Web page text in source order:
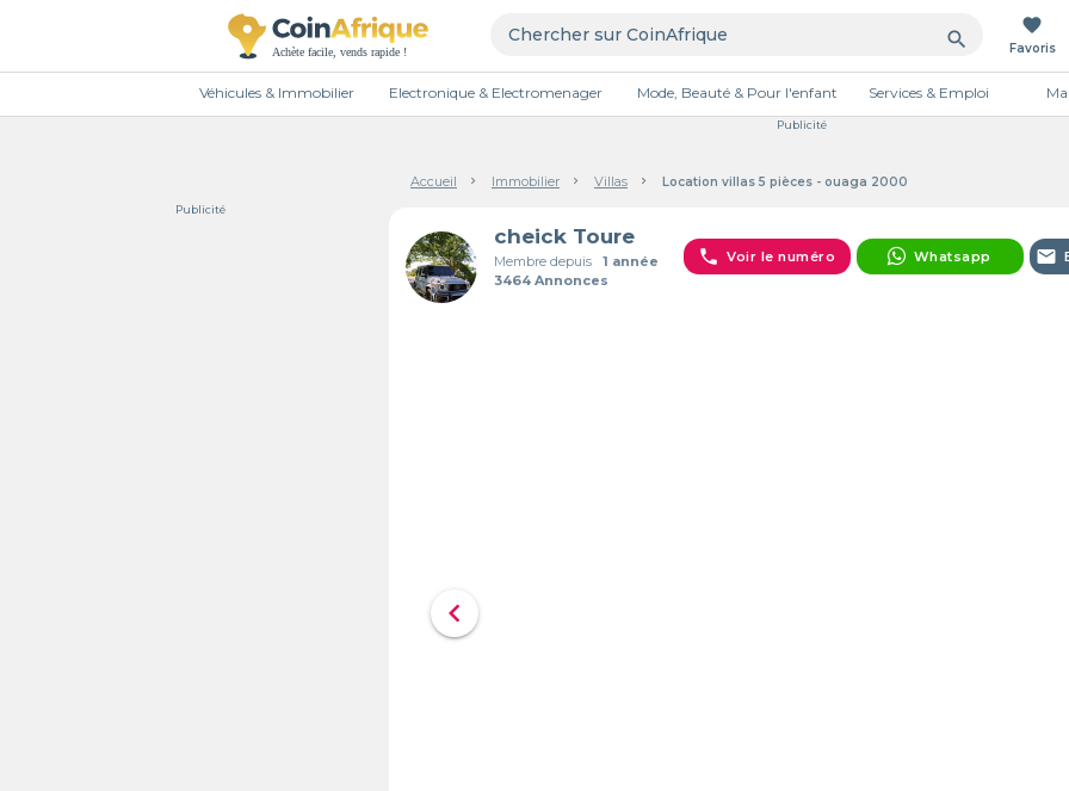
search
favorite
Favoris
Véhicules & Immobilier Electronique & Electromenager Mode, Beauté & Pour l'enfant Services & Emploi
Publicité
Accueil Immobilier Villas Location villas 5 pièces - ouaga 2000
Publicité
cheick Toure
Membre depuis1 année
3464 Annonces
phone Voir le numéro Whatsapp email
chevron_left